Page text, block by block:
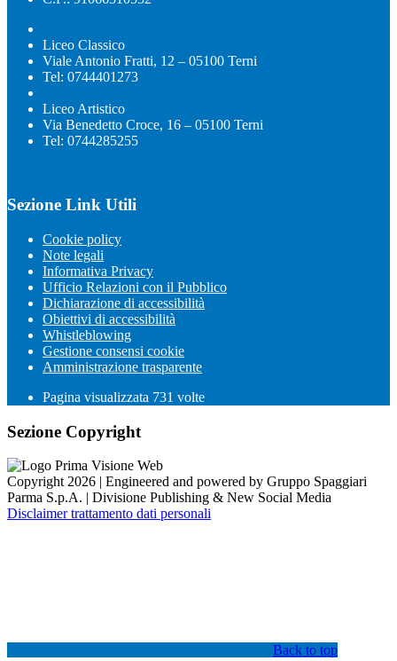
Liceo Classico
Viale Antonio Fratti, 12 – 05100 Terni
Tel: 0744401273
Liceo Artistico
Via Benedetto Croce, 16 – 05100 Terni
Tel: 0744285255
Sezione Link Utili
Cookie policy
Note legali
Informativa Privacy
Ufficio Relazioni con il Pubblico
Dichiarazione di accessibilità
Obiettivi di accessibilità
Whistleblowing
Gestione consensi cookie
Amministrazione trasparente
Pagina visualizzata 731 volte
Sezione Copyright
Copyright 2026 | Engineered and powered by Gruppo Spaggiari
Parma S.p.A. | Divisione Publishing & New Social Media
Disclaimer trattamento dati personali
Back to top